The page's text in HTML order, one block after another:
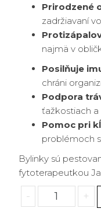
Prirodzené
zadržiavaní
najmä v
Posilňuje
chráni
Podpora
ťažkostiach a
Pomoc pri
problémoch
Bylinky sú
fytoterapeutkou
-
množstvo
Zlatobyľ
+